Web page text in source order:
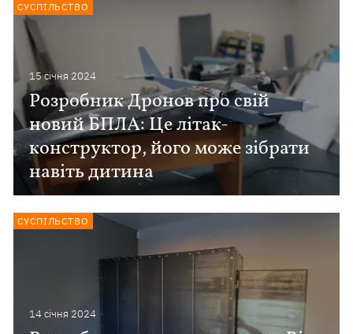
15 сiчня 2024
Розробник Дронов про свій
новий БПЛА: Це літак-
конструктор, його може зібрати
навіть дитина
СУСПІЛЬСТВО
14 сiчня 2024
СУСПІЛЬСТВО